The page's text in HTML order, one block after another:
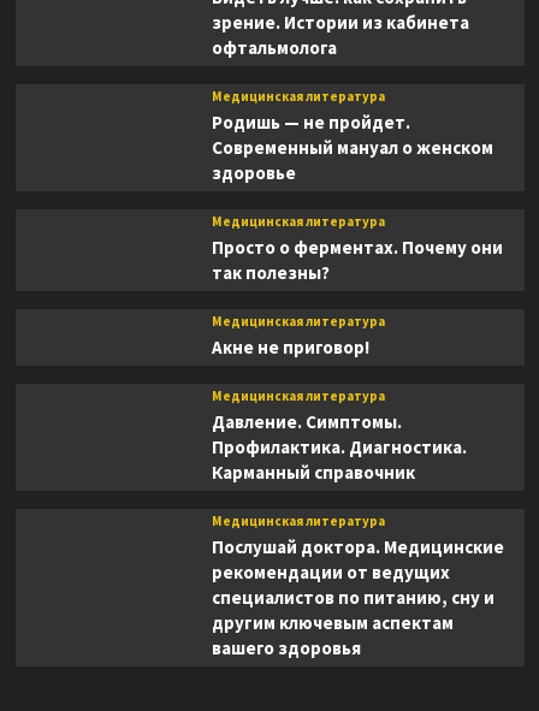
зрение. Истории из кабинета
офтальмолога
Медицинская литература
Родишь — не пройдет.
Современный мануал о женском
здоровье
Медицинская литература
Просто о ферментах. Почему они
так полезны?
Медицинская литература
Акне не приговор!
Медицинская литература
Давление. Симптомы.
Профилактика. Диагностика.
Карманный справочник
Медицинская литература
Послушай доктора. Медицинские
рекомендации от ведущих
специалистов по питанию, сну и
другим ключевым аспектам
вашего здоровья